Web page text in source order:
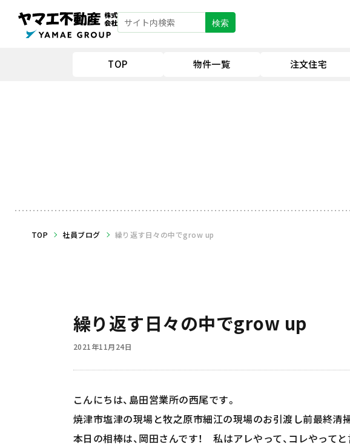
検索
TOP 物件一覧 注文住宅
TOP 社員ブログ 繰り返す日々の中でgrow up
繰り返す日々の中でgrow up
2021年11月24日
こんにちは、島田営業所の西尾です。
焼津市塩津の現場と牧之原市細江の現場のお引渡し前最終清
本日の相棒は、岡田さんです！ 私はアレやって、コレやって